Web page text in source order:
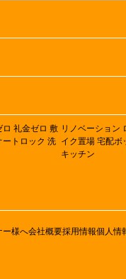
ロ 礼金ゼロ 敷
ートロック 洗
リノベーション
イク置場 宅配ボ
キッチン
ー様へ会社概要採用情報個人情